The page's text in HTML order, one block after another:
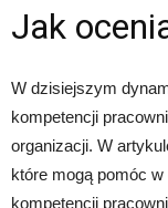
Jak
W dzisiejszym
kompetencji
organizacji. W
które mogą pomóc
kompetencji